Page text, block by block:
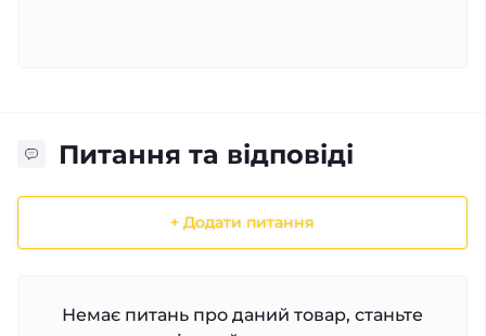
Питання та відповіді
+ Додати питання
Немає питань про даний товар, станьте